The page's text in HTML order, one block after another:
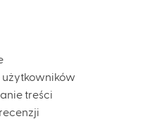
użytkowników
treści